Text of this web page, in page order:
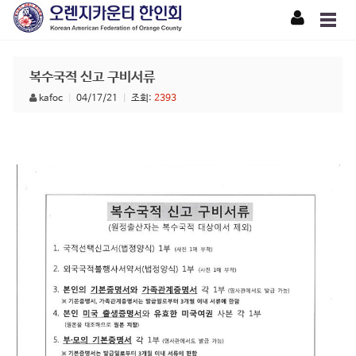
복수국적 신고 구비서류
kafoc 04/17/21 조회: 2393